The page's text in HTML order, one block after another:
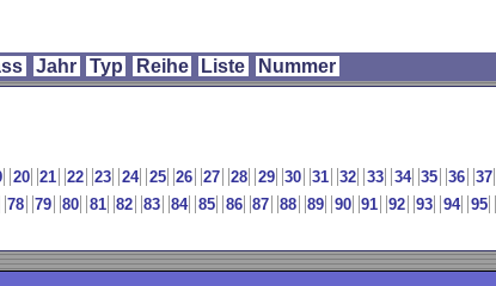
Jahr Typ Reihe Liste Nummer
20 21 22 23 24 25 26 27 28 29 30 31 32 33 34 35 36 37
78 79 80 81 82 83 84 85 86 87 88 89 90 91 92 93 94 95